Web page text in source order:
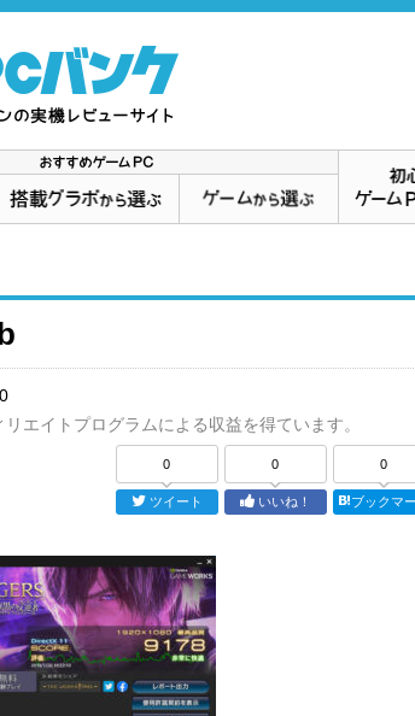
エイトプログラムによる収益を得ています。
0
ツイート
0
いいね！
0
ブックマ